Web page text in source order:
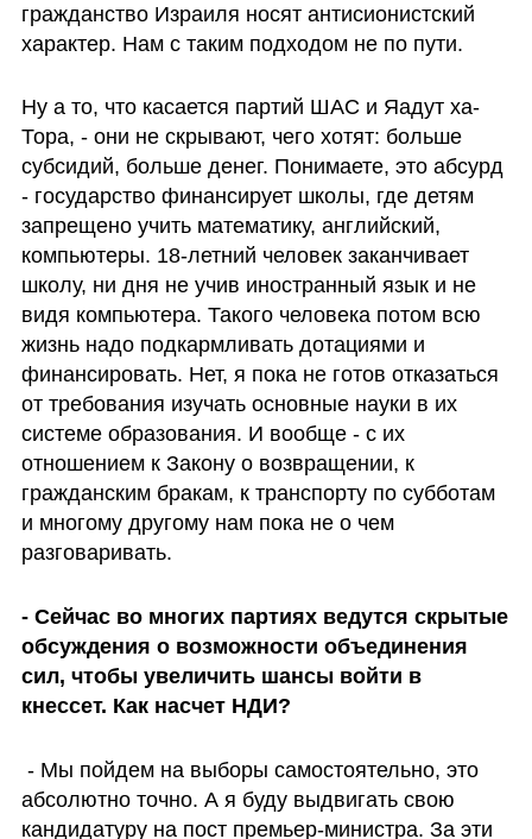
гражданство Израиля носят антисионистский
характер. Нам с таким подходом не по пути.
Ну а то, что касается партий ШАС и Яадут ха-
Тора, - они не скрывают, чего хотят: больше
субсидий, больше денег. Понимаете, это абсурд
- государство финансирует школы, где детям
запрещено учить математику, английский,
компьютеры. 18-летний человек заканчивает
школу, ни дня не учив иностранный язык и не
видя компьютера. Такого человека потом всю
жизнь надо подкармливать дотациями и
финансировать. Нет, я пока не готов отказаться
от требования изучать основные науки в их
системе образования. И вообще - с их
отношением к Закону о возвращении, к
гражданским бракам, к транспорту по субботам
и многому другому нам пока не о чем
разговаривать.
- Сейчас во многих партиях ведутся скрытые
обсуждения о возможности объединения
сил, чтобы увеличить шансы войти в
кнессет. Как насчет НДИ?
абсолютно точно. А я буду выдвигать свою
кандидатуру на пост премьер-министра. За эти